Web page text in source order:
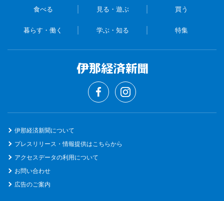
食べる 見る・遊ぶ 買う
暮らす・働く 学ぶ・知る 特集
伊那経済新聞について
プレスリリース・情報提供はこちらから
アクセスデータの利用について
お問い合わせ
広告のご案内